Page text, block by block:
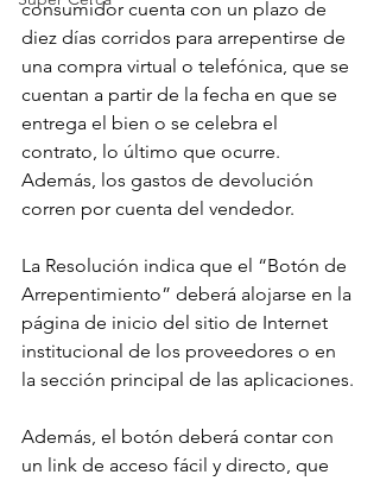
consumidor cuenta con un plazo de
diez días corridos para arrepentirse de
una compra virtual o telefónica, que se
cuentan a partir de la fecha en que se
entrega el bien o se celebra el
contrato, lo último que ocurre.
Además, los gastos de devolución
corren por cuenta del vendedor.
La Resolución indica que el “Botón de
Arrepentimiento” deberá alojarse en la
página de inicio del sitio de Internet
institucional de los proveedores o en
la sección principal de las aplicaciones.
Además, el botón deberá contar con
un link de acceso fácil y directo, que